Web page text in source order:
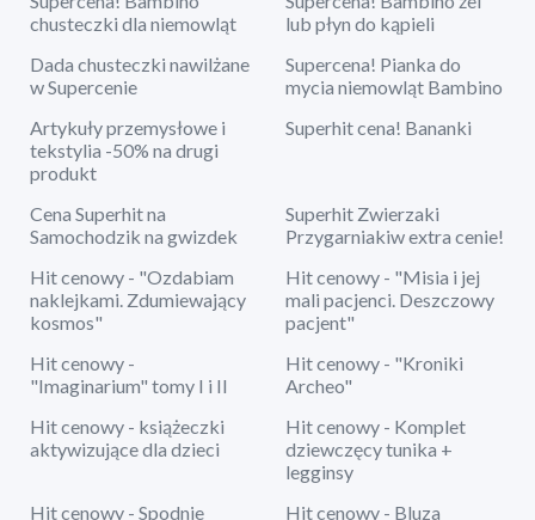
chusteczki dla niemowląt
lub płyn do kąpieli
Dada chusteczki nawilżane
w Supercenie
Supercena! Pianka do
mycia niemowląt Bambino
Artykuły przemysłowe i
tekstylia -50% na drugi
produkt
Superhit cena! Bananki
Cena Superhit na
Samochodzik na gwizdek
Superhit Zwierzaki
Przygarniakiw extra cenie!
Hit cenowy - "Ozdabiam
naklejkami. Zdumiewający
kosmos"
Hit cenowy - "Misia i jej
mali pacjenci. Deszczowy
pacjent"
Hit cenowy -
"Imaginarium" tomy I i II
Hit cenowy - "Kroniki
Archeo"
Hit cenowy - książeczki
aktywizujące dla dzieci
Hit cenowy - Komplet
dziewczęcy tunika +
legginsy
Hit cenowy - Spodnie
Hit cenowy - Bluza